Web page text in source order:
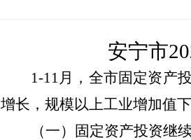
安宁市
1-11月，全市固定资产
增长，规模以上工业增加值
（一）固定资产投资继